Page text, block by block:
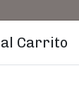
al Carrito